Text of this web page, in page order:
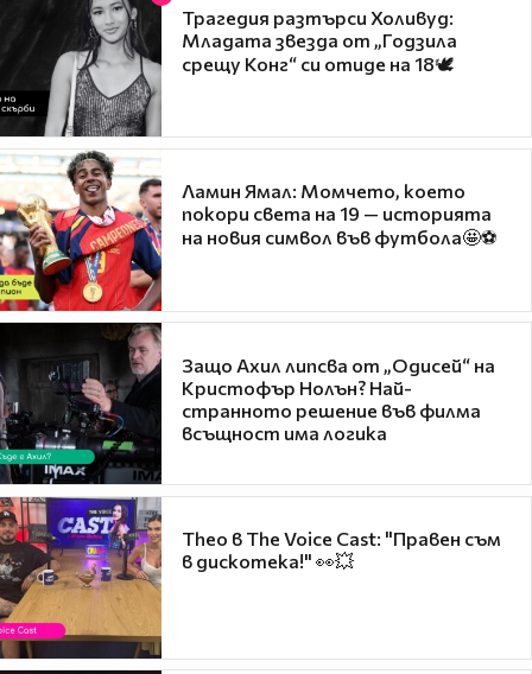
Трагедия разтърси Холивуд:
Младата звезда от „Годзила
срещу Конг“ си отиде на 18🕊️
Ламин Ямал: Момчето, което
покори света на 19 — историята
на новия символ във футбола🤩⚽
Защо Ахил липсва от „Одисей“ на
Кристофър Нолън? Най-
странното решение във филма
всъщност има логика
Theo в The Voice Cast: "Правен съм
в дискотека!" 👀💥